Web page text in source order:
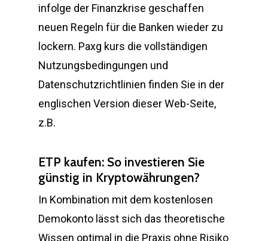
infolge der Finanzkrise geschaffen
neuen Regeln für die Banken wieder zu
lockern. Paxg kurs die vollständigen
Nutzungsbedingungen und
Datenschutzrichtlinien finden Sie in der
englischen Version dieser Web-Seite,
z.B.
ETP kaufen: So investieren Sie
günstig in Kryptowährungen?
In Kombination mit dem kostenlosen
Demokonto lässt sich das theoretische
Wissen optimal in die Praxis ohne Risiko